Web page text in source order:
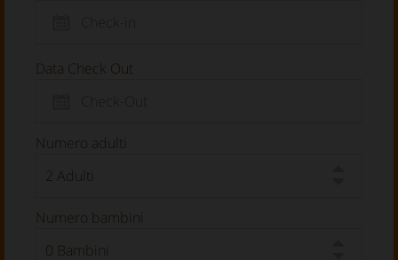
Data Check Out
Numero adulti
Numero bambini